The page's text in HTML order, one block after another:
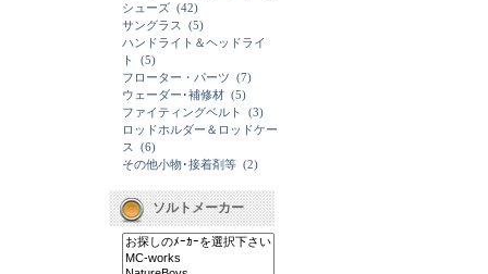
シューズ (42)
サングラス
(5)
ハンドライト＆ヘッドライ
ト
(5)
フローター・パーツ (7)
ウェーダー･補修材 (5)
ファイティングベルト
(3)
ロッドホルダー＆ロッドケー
ス
(6)
その他小物･接着剤等 (2)
ソルトメーカー